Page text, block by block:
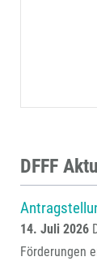
DFFF
14. Juli 2026
Förderungen